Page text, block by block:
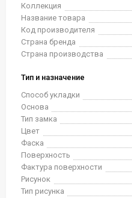
Коллекция
Название товара
Код производителя
Страна бренда
Страна производства
Тип и назначение
Способ укладки
Основа
Тип замка
Цвет
Фаска
Поверхность
Фактура поверхности
Рисунок
Тип рисунка